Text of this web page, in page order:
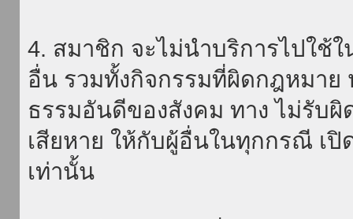
4. สมาชิก จะไม่นำบริการไปใช้
อื่น รวมทั้งกิจกรรมที่ผิดกฎหมาย
ธรรมอันดีของสังคม ทาง ไม่รับ
เสียหาย ให้กับผู้อื่นในทุกกรณี เปิ
เท่านั้น